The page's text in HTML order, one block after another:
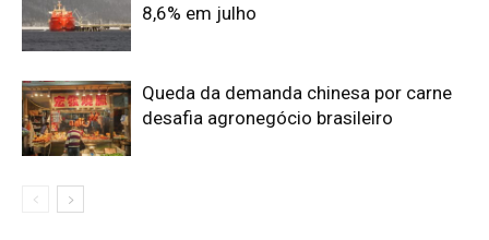
8,6% em julho
Queda da demanda chinesa por carne
desafia agronegócio brasileiro